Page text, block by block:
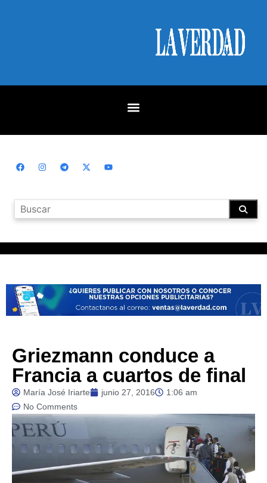
Griezmann conduce a
Francia a cuartos de final
María José Iriarte junio 27, 2016
1:06 am
No Comments